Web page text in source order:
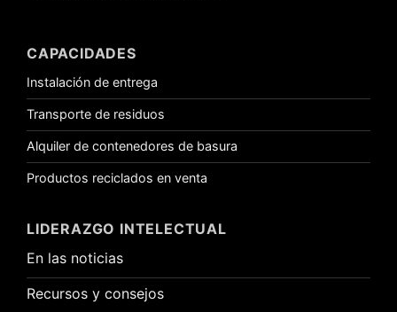
CAPACIDADES
Instalación de entrega
Transporte de residuos
Alquiler de contenedores de basura
Productos reciclados en venta
LIDERAZGO INTELECTUAL
En las noticias
Recursos y consejos